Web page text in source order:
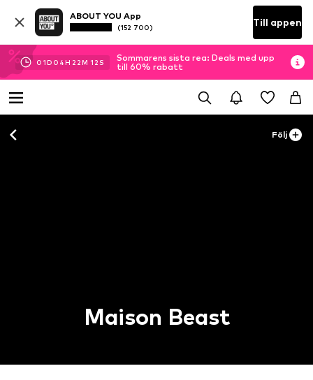
ABOUT YOU App
(152 700) Till appen
01D 04H 22M 12 S
Sommarens sista rea: Deals med upp
till 60% rabatt
Följ
Maison Beast